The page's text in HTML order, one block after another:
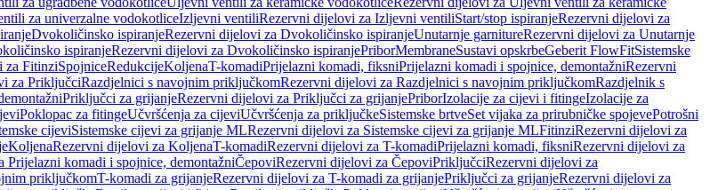
za univerzalne vodokotliceIzljevni ventiliRezervni dijelovi za Izljevni ventiliStart/stop ispiranjeRezervni dijelovi za
Dvokoličinsko ispiranjeRezervni dijelovi za Dvokoličinsko ispiranjeUnutarnje garnitureRezervni dijelovi za Unutarnje
ispiranjeRezervni dijelovi za Dvokoličinsko ispiranjePriborMembraneSustavi opskrbeGeberit FlowFitSistemske
za FitinziSpojniceRedukcijeKoljenaT-komadiPrijelazni komadi, fiksniPrijelazni komadi i spojnice, demontažniRezervni
za PriključciRazdjelnici s navojnim priključkomRezervni dijelovi za Razdjelnici s navojnim priključkomRazdjelnik s
Priključci za grijanjeRezervni dijelovi za Priključci za grijanjePriborIzolacije za cijevi i fitingeIzolacije za
Poklopac za fitingeUčvršćenja za cijeviUčvršćenja za priključkeSistemske brtveSet vijaka za prirubničke spojevePotrošni
cijeviSistemske cijevi za grijanje MLRezervni dijelovi za Sistemske cijevi za grijanje MLFitinziRezervni dijelovi za
KoljenaRezervni dijelovi za KoljenaT-komadiRezervni dijelovi za T-komadiPrijelazni komadi, fiksniRezervni dijelovi za
Prijelazni komadi i spojnice, demontažniČepoviRezervni dijelovi za ČepoviPriključciRezervni dijelovi za
priključkomT-komadi za grijanjeRezervni dijelovi za T-komadi za grijanjePriključci za grijanjeRezervni dijelovi za